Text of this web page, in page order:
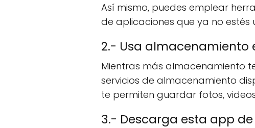
Así mismo, puedes emplear
de aplicaciones que ya no estés
2.- Usa almacenamiento
Mientras más almacenamiento
servicios de almacenamiento
te permiten guardar fotos,
3.- Descarga esta app